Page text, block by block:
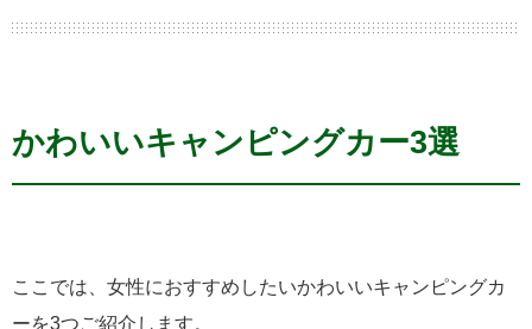
かわいいキャンピングカー3選
ここでは、女性におすすめしたいかわいいキャンピングカ
ーを3つご紹介します。